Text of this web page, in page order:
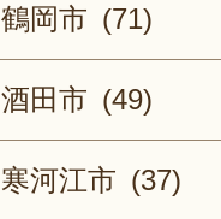
鶴岡市 (71)
酒田市 (49)
寒河江市 (37)